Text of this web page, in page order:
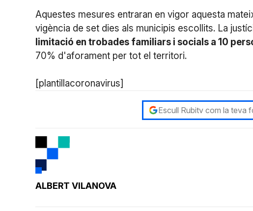
Aquestes mesures entraran en vigor aquesta
vigència de set dies als municipis escollits. La
limitació en trobades familiars i socials a 10
70% d'aforament per tot el territori.
[plantillacoronavirus]
Escull Rubitv com la teva
ALBERT VILANOVA